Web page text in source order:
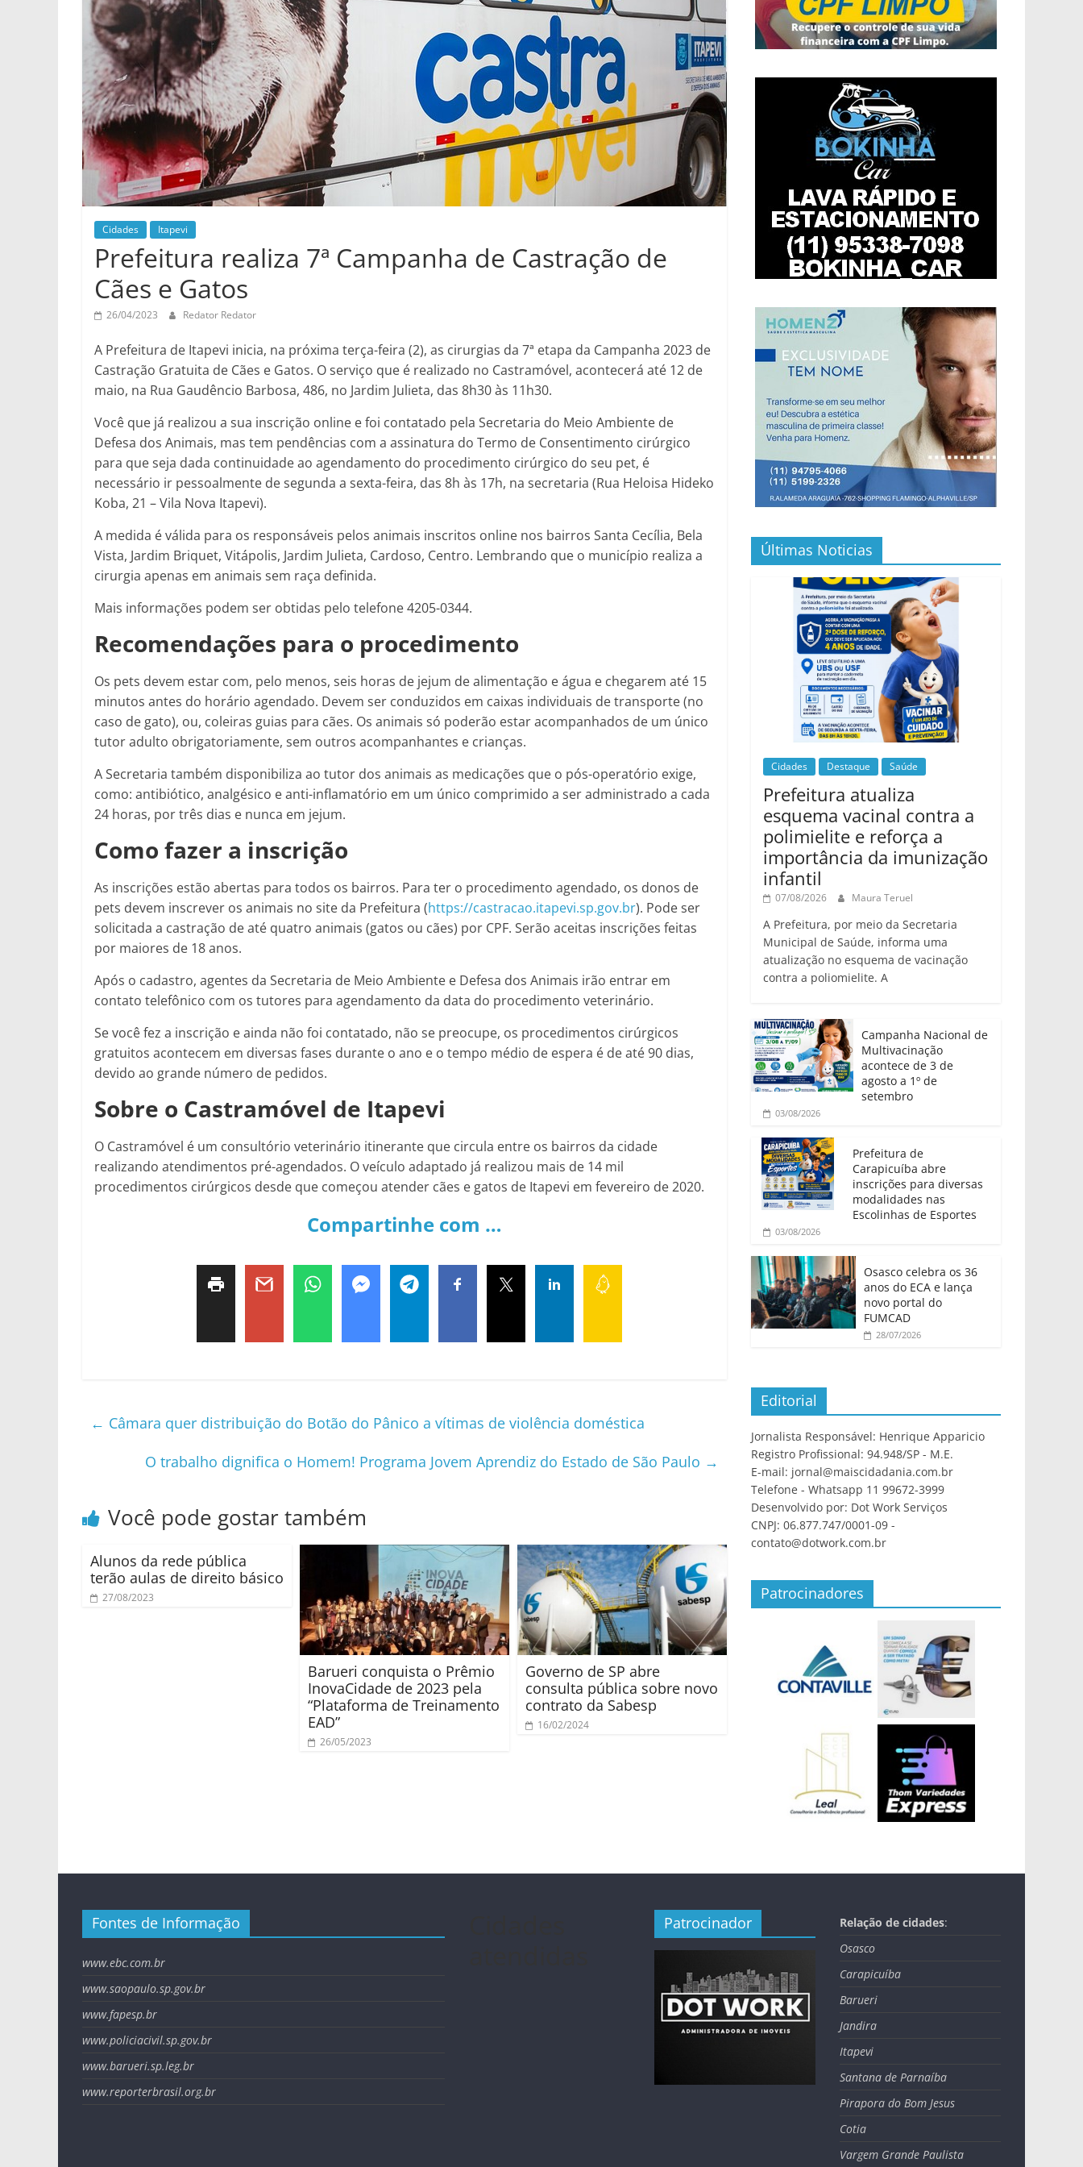
Cidades Itapevi
Prefeitura realiza 7ª Campanha de Castração de
Cães e Gatos
26/04/2023 Redator Redator
A Prefeitura de Itapevi inicia, na próxima terça-feira (2), as cirurgias da 7ª etapa da Campanha 2023 de
Castração Gratuita de Cães e Gatos. O serviço que é realizado no Castramóvel, acontecerá até 12 de
maio, na Rua Gaudêncio Barbosa, 486, no Jardim Julieta, das 8h30 às 11h30.
Você que já realizou a sua inscrição online e foi contatado pela Secretaria do Meio Ambiente de
Defesa dos Animais, mas tem pendências com a assinatura do Termo de Consentimento cirúrgico
para que seja dada continuidade ao agendamento do procedimento cirúrgico do seu pet, é
necessário ir pessoalmente de segunda a sexta-feira, das 8h às 17h, na secretaria (Rua Heloisa Hideko
Koba, 21 – Vila Nova Itapevi).
A medida é válida para os responsáveis pelos animais inscritos online nos bairros Santa Cecília, Bela
Vista, Jardim Briquet, Vitápolis, Jardim Julieta, Cardoso, Centro. Lembrando que o município realiza a
cirurgia apenas em animais sem raça definida.
Mais informações podem ser obtidas pelo telefone 4205-0344.
Recomendações para o procedimento
Os pets devem estar com, pelo menos, seis horas de jejum de alimentação e água e chegarem até 15
minutos antes do horário agendado. Devem ser conduzidos em caixas individuais de transporte (no
caso de gato), ou, coleiras guias para cães. Os animais só poderão estar acompanhados de um único
tutor adulto obrigatoriamente, sem outros acompanhantes e crianças.
A Secretaria também disponibiliza ao tutor dos animais as medicações que o pós-operatório exige,
como: antibiótico, analgésico e anti-inflamatório em um único comprimido a ser administrado a cada
24 horas, por três dias e nunca em jejum.
Como fazer a inscrição
As inscrições estão abertas para todos os bairros. Para ter o procedimento agendado, os donos de
pets devem inscrever os animais no site da Prefeitura (https://castracao.itapevi.sp.gov.br). Pode ser
solicitada a castração de até quatro animais (gatos ou cães) por CPF. Serão aceitas inscrições feitas
por maiores de 18 anos.
Após o cadastro, agentes da Secretaria de Meio Ambiente e Defesa dos Animais irão entrar em
contato telefônico com os tutores para agendamento da data do procedimento veterinário.
Se você fez a inscrição e ainda não foi contatado, não se preocupe, os procedimentos cirúrgicos
gratuitos acontecem em diversas fases durante o ano e o tempo médio de espera é de até 90 dias,
devido ao grande número de pedidos.
Sobre o Castramóvel de Itapevi
O Castramóvel é um consultório veterinário itinerante que circula entre os bairros da cidade
realizando atendimentos pré-agendados. O veículo adaptado já realizou mais de 14 mil
procedimentos cirúrgicos desde que começou atender cães e gatos de Itapevi em fevereiro de 2020.
Compartinhe com …
← Câmara quer distribuição do Botão do Pânico a vítimas de violência doméstica
O trabalho dignifica o Homem! Programa Jovem Aprendiz do Estado de São Paulo →
Você pode gostar também
Alunos da rede pública
terão aulas de direito básico
27/08/2023
Barueri conquista o Prêmio
InovaCidade de 2023 pela
“Plataforma de Treinamento
EAD”
26/05/2023
Governo de SP abre
consulta pública sobre novo
contrato da Sabesp
16/02/2024
Últimas Noticias
Cidades Destaque Saúde
Prefeitura atualiza
esquema vacinal contra a
polimielite e reforça a
importância da imunização
infantil
07/08/2026 Maura Teruel
A Prefeitura, por meio da Secretaria
Municipal de Saúde, informa uma
atualização no esquema de vacinação
contra a poliomielite. A
Campanha Nacional de
Multivacinação
acontece de 3 de
agosto a 1º de
setembro
03/08/2026
Prefeitura de
Carapicuíba abre
inscrições para diversas
modalidades nas
Escolinhas de Esportes
03/08/2026
Osasco celebra os 36
anos do ECA e lança
novo portal do
FUMCAD
28/07/2026
Editorial
Jornalista Responsável: Henrique Apparicio
Registro Profissional: 94.948/SP - M.E.
E-mail: jornal@maiscidadania.com.br
Telefone - Whatsapp 11 99672-3999
Desenvolvido por: Dot Work Serviços
CNPJ: 06.877.747/0001-09 -
contato@dotwork.com.br
Patrocinadores
Fontes de Informação
www.ebc.com.br
www.saopaulo.sp.gov.br
www.fapesp.br
www.policiacivil.sp.gov.br
www.barueri.sp.leg.br
www.reporterbrasil.org.br
Patrocinador Relação de cidades:
Osasco
Carapicuíba
Barueri
Jandira
Itapevi
Santana de Parnaíba
Pirapora do Bom Jesus
Cotia
Vargem Grande Paulista